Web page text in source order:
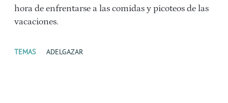
hora de enfrentarse a las comidas y picoteos de las
vacaciones.
TEMAS ADELGAZAR